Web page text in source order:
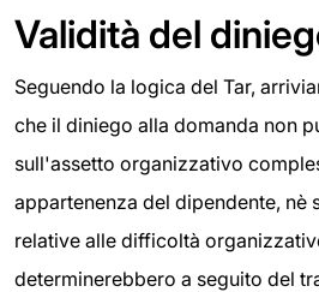
Validità del
Seguendo la logica del Tar,
che il diniego alla domanda non
sull'assetto organizzativo
appartenenza del dipendente, nè
relative alle difficoltà
determinerebbero a seguito del